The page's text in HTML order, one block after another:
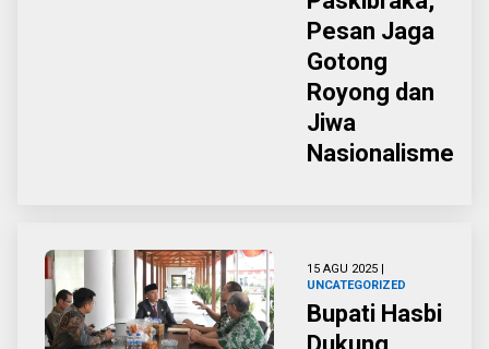
Pesan Jaga
Gotong
Royong dan
Jiwa
Nasionalisme
15 AGU 2025 |
UNCATEGORIZED
Bupati Hasbi